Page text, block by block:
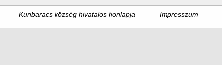
Kunbaracs község hivatalos honlapja Impresszum